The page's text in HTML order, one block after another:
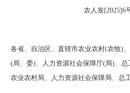
农人发[2025]6
各省、自治区、直辖市农业农村(农牧)
(局、委)、人力资源社会保障厅(局)、总
农业农村局、人力资源社会保障局、总